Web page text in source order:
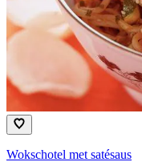
Wokschotel met satésaus